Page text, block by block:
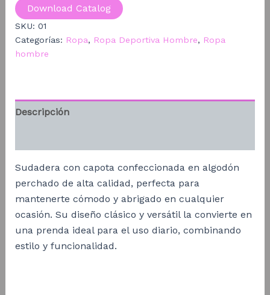
Download Catalog
SKU: 01
Categorías: Ropa, Ropa Deportiva Hombre, Ropa
hombre
Descripción
Sudadera con capota confeccionada en algodón
perchado de alta calidad, perfecta para
mantenerte cómodo y abrigado en cualquier
ocasión. Su diseño clásico y versátil la convierte en
una prenda ideal para el uso diario, combinando
estilo y funcionalidad.